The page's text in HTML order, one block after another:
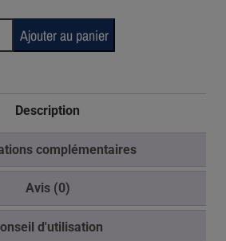
Ajouter au panier
Description
complémentaires
Avis (0)
d'utilisation